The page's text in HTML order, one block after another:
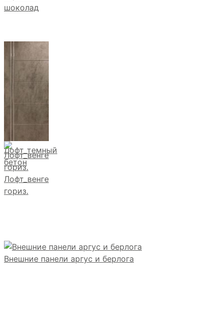
шоколад
Лофт_темный
бетон
Лофт_венге
гориз.
Внешние панели аргус и берлога